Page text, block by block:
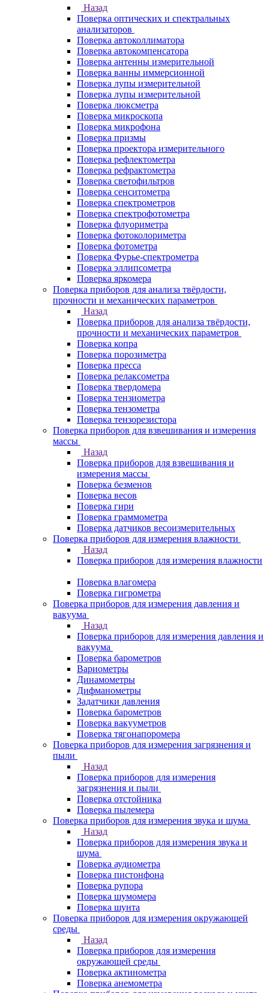
Назад
Поверка оптических и спектральных
анализаторов
Поверка автоколлиматора
Поверка автокомпенсатора
Поверка антенны измерительной
Поверка ванны иммерсионной
Поверка лупы измерительной
Поверка лупы измерительной
Поверка люксметра
Поверка микроскопа
Поверка микрофона
Поверка призмы
Поверка проектора измерительного
Поверка рефлектометра
Поверка рефрактометра
Поверка светофильтров
Поверка сенситометра
Поверка спектрометров
Поверка спектрофотометра
Поверка флуориметра
Поверка фотоколориметра
Поверка фотометра
Поверка Фурье-спектрометра
Поверка эллипсометра
Поверка яркомера
Поверка приборов для анализа твёрдости,
прочности и механических параметров
Назад
Поверка приборов для анализа твёрдости,
прочности и механических параметров
Поверка копра
Поверка порозиметра
Поверка пресса
Поверка релаксометра
Поверка твердомера
Поверка тензиометра
Поверка тензометра
Поверка тензорезистора
Поверка приборов для взвешивания и измерения
массы
Назад
Поверка приборов для взвешивания и
измерения массы
Поверка безменов
Поверка весов
Поверка гири
Поверка граммометра
Поверка датчиков весоизмерительных
Поверка приборов для измерения влажности
Назад
Поверка приборов для измерения влажности
Поверка влагомера
Поверка гигрометра
Поверка приборов для измерения давления и
вакуума
Назад
Поверка приборов для измерения давления и
вакуума
Поверка барометров
Вариометры
Динамометры
Дифманометры
Задатчики давления
Поверка барометров
Поверка вакууметров
Поверка тягонапоромера
Поверка приборов для измерения загрязнения и
пыли
Назад
Поверка приборов для измерения
загрязнения и пыли
Поверка отстойника
Поверка пылемера
Поверка приборов для измерения звука и шума
Назад
Поверка приборов для измерения звука и
шума
Поверка аудиометра
Поверка пистонфона
Поверка рупора
Поверка шумомера
Поверка шунта
Поверка приборов для измерения окружающей
среды
Назад
Поверка приборов для измерения
окружающей среды
Поверка актинометра
Поверка анемометра